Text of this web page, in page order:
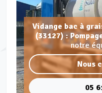
Vidange bac à
(33127) :
notre
Nous
05